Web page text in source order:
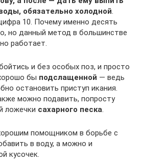
обязательно холодной.
10. Почему именно десять
но данный метод в большинстве
работает.
и без особых поз, и просто
бы подслащенной — ведь
остановить приступ икания.
можно подавить, попросту
ложечки сахарного песка.
помощником в борьбе с
в воду, а можно и
кусочек.